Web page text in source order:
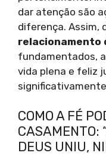
dar atenção são
diferença. Assim,
relacionamento
fundamentados,
vida plena e feliz
COMO A FÉ
CASAMENTO:
DEUS UNIU,